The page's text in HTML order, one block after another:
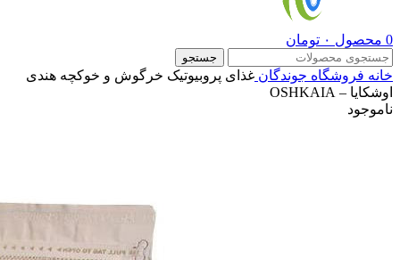
0 محصول ۰ تومان
جستجو
خانه فروشگاه جوندگان غذای پروبیوتیک خرگوش و خوکچه هندی
اوشکایا – OSHKAIA
ناموجود